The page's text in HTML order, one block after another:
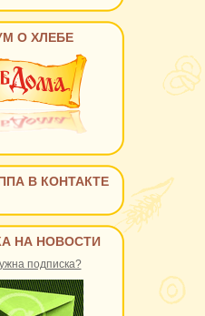
О ХЛЕБЕ
В КОНТАКТЕ
НА НОВОСТИ
подписка?